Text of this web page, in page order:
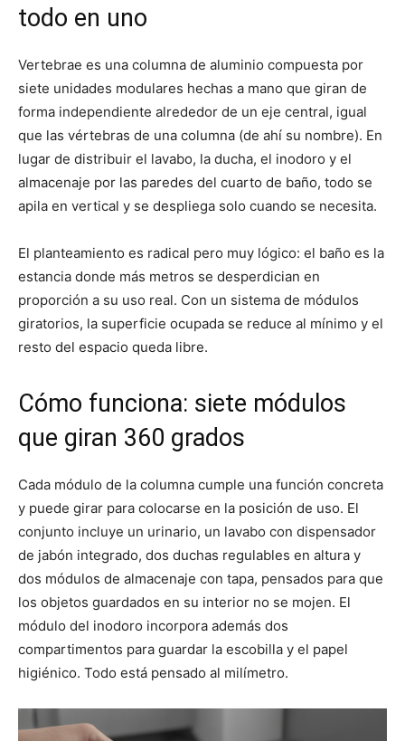
todo en uno
Vertebrae es una columna de aluminio compuesta por
siete unidades modulares hechas a mano que giran de
forma independiente alrededor de un eje central, igual
que las vértebras de una columna (de ahí su nombre). En
lugar de distribuir el lavabo, la ducha, el inodoro y el
almacenaje por las paredes del cuarto de baño, todo se
apila en vertical y se despliega solo cuando se necesita.
El planteamiento es radical pero muy lógico: el baño es la
estancia donde más metros se desperdician en
proporción a su uso real. Con un sistema de módulos
giratorios, la superficie ocupada se reduce al mínimo y el
resto del espacio queda libre.
Cómo funciona: siete módulos
que giran 360 grados
Cada módulo de la columna cumple una función concreta
y puede girar para colocarse en la posición de uso. El
conjunto incluye un urinario, un lavabo con dispensador
de jabón integrado, dos duchas regulables en altura y
dos módulos de almacenaje con tapa, pensados para que
los objetos guardados en su interior no se mojen. El
módulo del inodoro incorpora además dos
compartimentos para guardar la escobilla y el papel
higiénico. Todo está pensado al milímetro.